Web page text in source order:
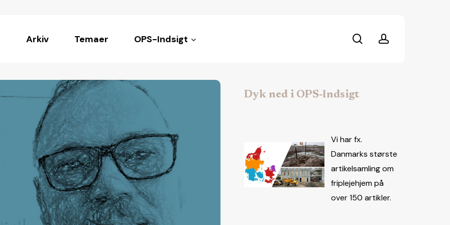
Arkiv Temaer OPS-Indsigt searchaccount
Dyk ned i OPS-Indsigt
Vi har fx.
Danmarks største
artikelsamling om
friplejehjem på
over 150 artikler.